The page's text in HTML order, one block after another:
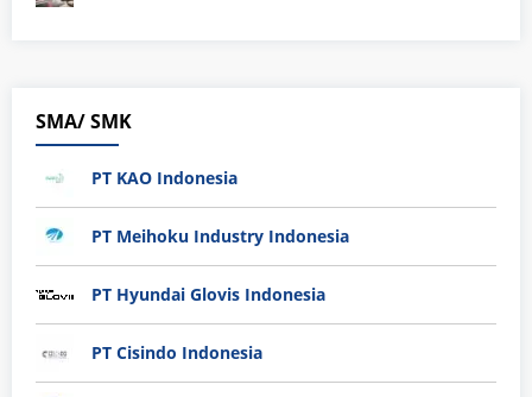
SMA/ SMK
PT KAO Indonesia
PT Meihoku Industry Indonesia
PT Hyundai Glovis Indonesia
PT Cisindo Indonesia